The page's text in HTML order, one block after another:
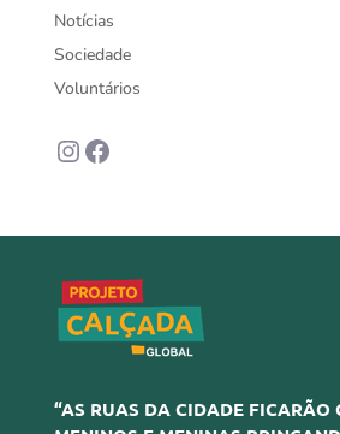
Notícias
Sociedade
Voluntários
Instagram
Facebook
“AS RUAS DA CIDADE FICARÃO